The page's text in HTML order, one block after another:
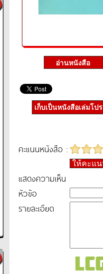
เก็บเป็นหนังสือเล่มโป
คะแนนหนังสือ :
ให้คะแ
แสดงความเห็น
หัวข้อ
รายละเอียด